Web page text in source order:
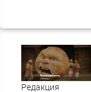
Редакция